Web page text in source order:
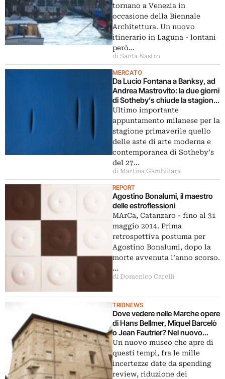
tornano a Venezia in
occasione della Biennale
Architettura. Un nuovo
itinerario in Laguna - lontani
però…
di Santa Nastro
MERCATO
Da Lucio Fontana a Banksy, ad
Andrea Mastrovito: la due giorni
di Sotheby’s chiude la stagione
primaverile delle aste a Milano
Ultimo importante
appuntamento milanese per la
stagione primaverile quello
delle aste di arte moderna e
contemporanea di Sotheby’s
del 27…
di Martina Gambillara
REPORT
Agostino Bonalumi, il maestro
delle estroflessioni
MArCa, Catanzaro - fino al 31
maggio 2014. Prima
retrospettiva postuma per
Agostino Bonalumi, dopo la
morte avvenuta l’anno scorso.
…
di Domenico Carelli
TRIBNEWS
Dove vedere nelle Marche opere
di Hans Bellmer, Miquel Barcelò
o Jean Fautrier? Nel nuovo
museo MAM’S, che inaugura a
Sassoferrato. Con oltre 4mila
opere del premio G.B. Salvi
Un nuovo museo che apre di
questi tempi, fra le mille
incertezze date da spending
review, riduzione dei